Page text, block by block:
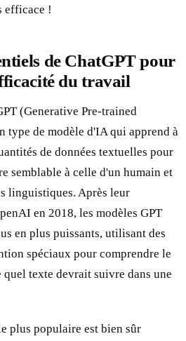
efficace !
de ChatGPT pour
du travail
(Generative Pre-trained
type de modèle d'IA qui apprend à
de données textuelles pour
semblable à celle d'un humain et
linguistiques. Après leur
en 2018, les modèles GPT
en plus puissants, utilisant des
spéciaux pour comprendre le
texte devrait suivre dans une
plus populaire est bien sûr